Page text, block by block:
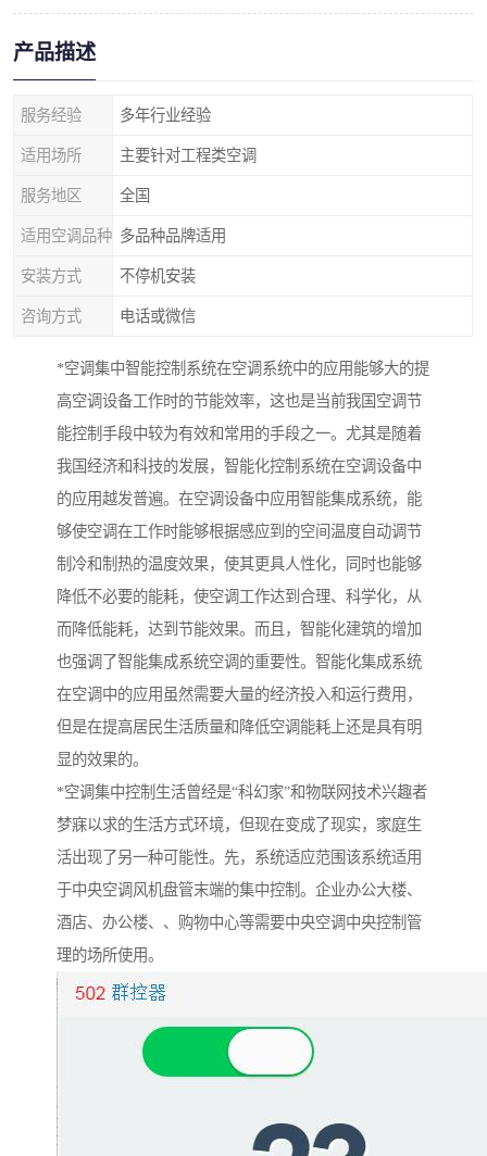
产品描述
服务经验 多年行业经验
适用场所 主要针对工程类空调
服务地区 全国
适用空调品种 多品种品牌适用
安装方式 不停机安装
咨询方式 电话或微信
*空调集中智能控制系统在空调系统中的应用能够大的提
高空调设备工作时的节能效率，这也是当前我国空调节
能控制手段中较为有效和常用的手段之一。尤其是随着
我国经济和科技的发展，智能化控制系统在空调设备中
的应用越发普遍。在空调设备中应用智能集成系统，能
够使空调在工作时能够根据感应到的空间温度自动调节
制冷和制热的温度效果，使其更具人性化，同时也能够
降低不必要的能耗，使空调工作达到合理、科学化，从
而降低能耗，达到节能效果。而且，智能化建筑的增加
也强调了智能集成系统空调的重要性。智能化集成系统
在空调中的应用虽然需要大量的经济投入和运行费用，
但是在提高居民生活质量和降低空调能耗上还是具有明
显的效果的。
*空调集中控制生活曾经是“科幻家”和物联网技术兴趣者
梦寐以求的生活方式环境，但现在变成了现实，家庭生
活出现了另一种可能性。先，系统适应范围该系统适用
于中央空调风机盘管末端的集中控制。企业办公大楼、
酒店、办公楼、、购物中心等需要中央空调中央控制管
理的场所使用。